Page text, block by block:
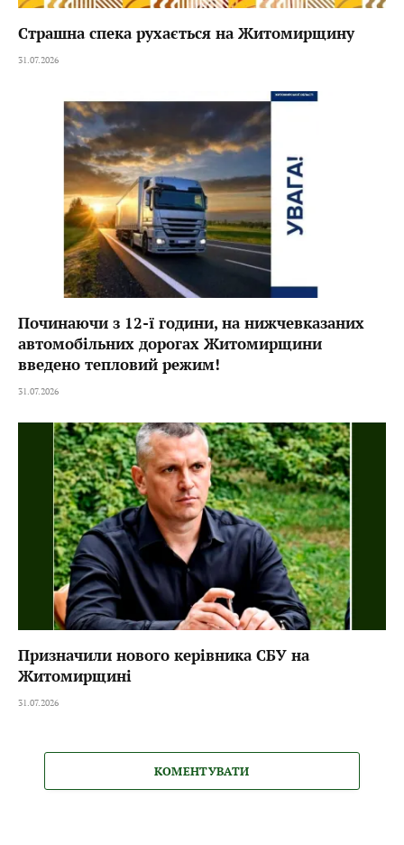
Страшна спека рухається на Житомирщину
31.07.2026
Починаючи з 12-ї години, на нижчевказаних
автомобільних дорогах Житомирщини
введено тепловий режим!
31.07.2026
Призначили нового керівника СБУ на
Житомирщині
31.07.2026
КОМЕНТУВАТИ